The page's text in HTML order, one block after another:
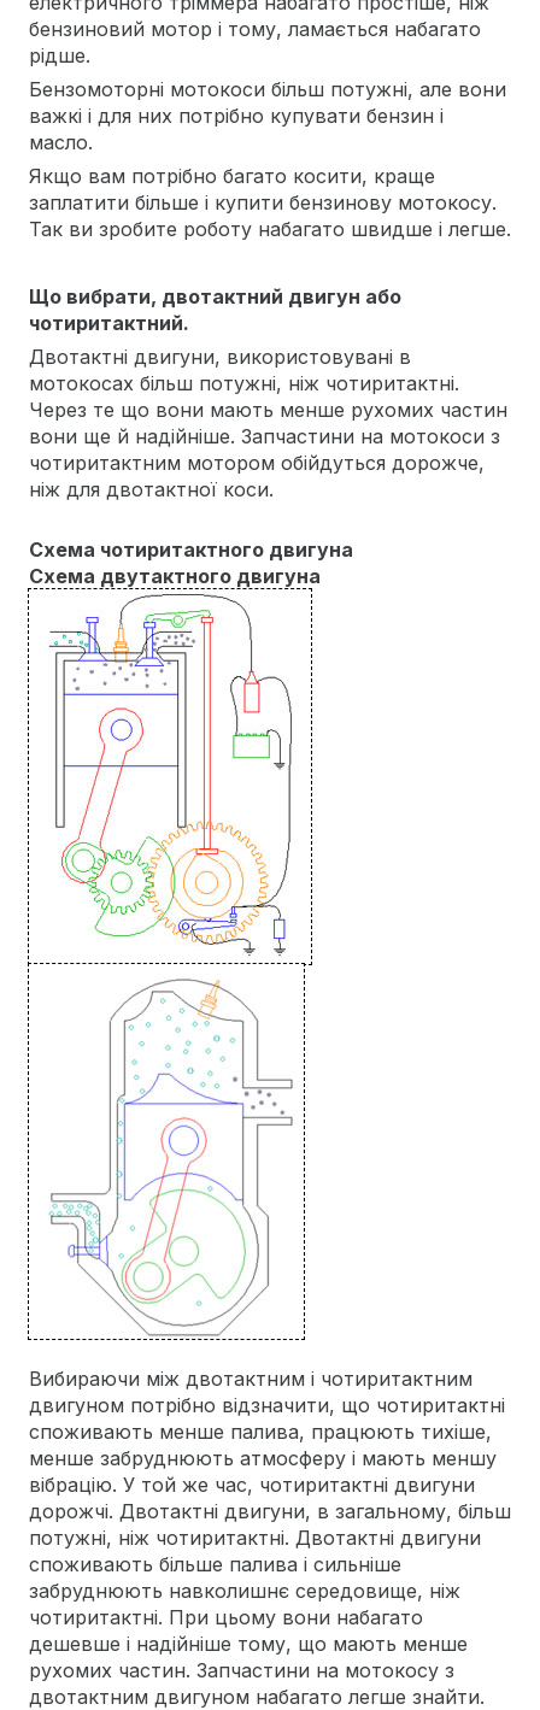
бензиновий мотор і тому, ламається набагато
рідше.
Бензомоторні мотокоси більш потужні, але вони
важкі і для них потрібно купувати бензин і
масло.
Якщо вам потрібно багато косити, краще
заплатити більше і купити бензинову мотокосу.
Так ви зробите роботу набагато швидше і легше.
Що вибрати, двотактний двигун або
чотиритактний.
Двотактні двигуни, використовувані в
мотокосах більш потужні, ніж чотиритактні.
Через те що вони мають менше рухомих частин
вони ще й надійніше. Запчастини на мотокоси з
чотиритактним мотором обійдуться дорожче,
ніж для двотактної коси.
Схема чотиритактного двигуна
Схема двутактного двигуна
Вибираючи між двотактним і чотиритактним
двигуном потрібно відзначити, що чотиритактні
споживають менше палива, працюють тихіше,
менше забруднюють атмосферу і мають меншу
вібрацію. У той же час, чотиритактні двигуни
дорожчі. Двотактні двигуни, в загальному, більш
потужні, ніж чотиритактні. Двотактні двигуни
споживають більше палива і сильніше
забруднюють навколишнє середовище, ніж
чотиритактні. При цьому вони набагато
дешевше і надійніше тому, що мають менше
рухомих частин. Запчастини на мотокосу з
двотактним двигуном набагато легше знайти.